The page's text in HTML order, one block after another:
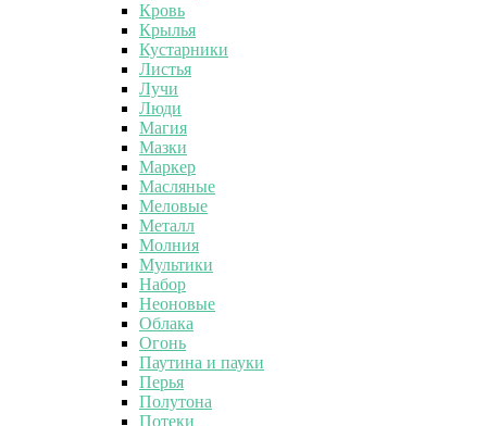
Кровь
Крылья
Кустарники
Листья
Лучи
Люди
Магия
Мазки
Маркер
Масляные
Меловые
Металл
Молния
Мультики
Набор
Неоновые
Облака
Огонь
Паутина и пауки
Перья
Полутона
Потеки